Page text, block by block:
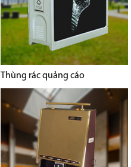
Thùng rác quảng cáo